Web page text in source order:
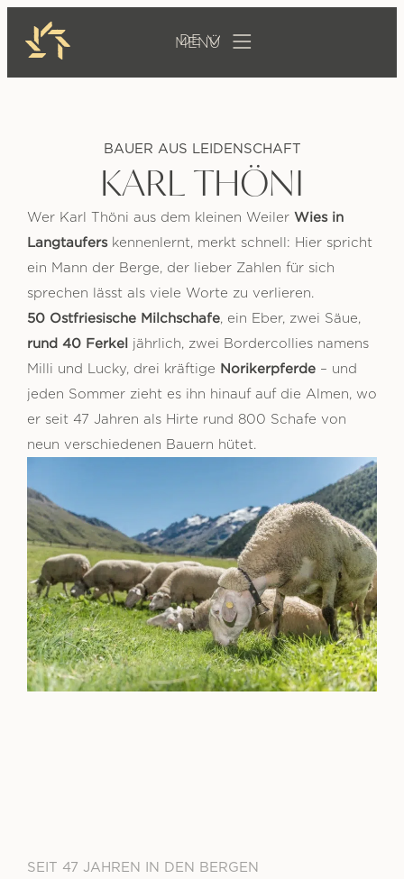
DE
BAUER AUS LEIDENSCHAFT
KARL THÖNI
Wer Karl Thöni aus dem kleinen Weiler Wies in
Langtauferskennenlernt, merkt schnell: Hier spricht
ein Mann der Berge, der lieber Zahlen für sich
sprechen lässt als viele Worte zu verlieren.
50 Ostfriesische Milchschafe, ein Eber, zwei Säue,
rund 40 Ferkel jährlich, zwei Bordercollies namens
Milli und Lucky, drei kräftige Norikerpferde– und
jeden Sommer zieht es ihn hinauf auf die Almen, wo
er seit 47 Jahren als Hirte rund 800 Schafe von
neun verschiedenen Bauern hütet.
SEIT 47 JAHREN IN DEN BERGEN